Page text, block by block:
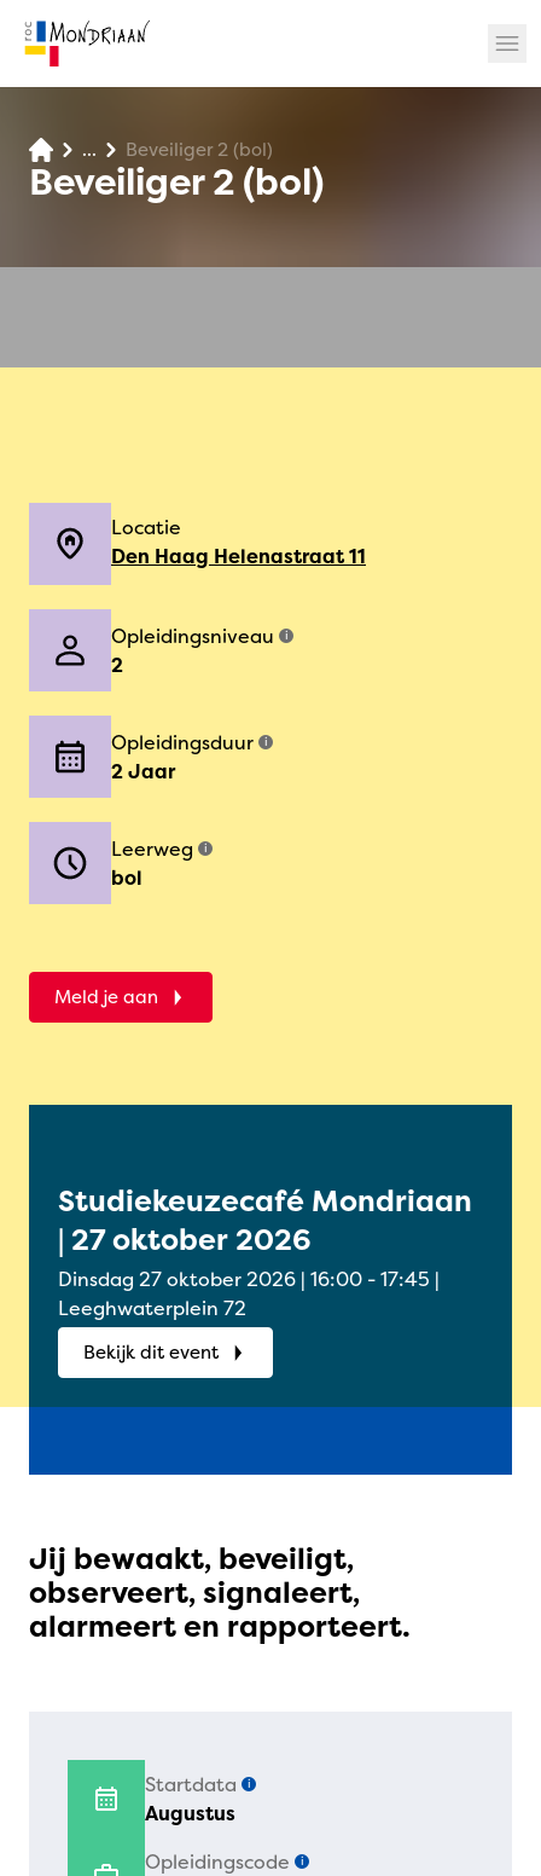
🎉 ... Beveiliger 2 (bol)
Beveiliger 2 (bol)
Locatie
Den Haag Helenastraat 11
Opleidingsniveau i
2
Opleidingsduur i
2 Jaar
Leerweg i
bol
Meld je aan
Studiekeuzecafé Mondriaan
| 27 oktober 2026
Dinsdag 27 oktober 2026 | 16:00 - 17:45 |
Leeghwaterplein 72
Bekijk dit event
Jij bewaakt, beveiligt,
observeert, signaleert,
alarmeert en rapporteert.
Startdata i
Augustus
Opleidingscode
i